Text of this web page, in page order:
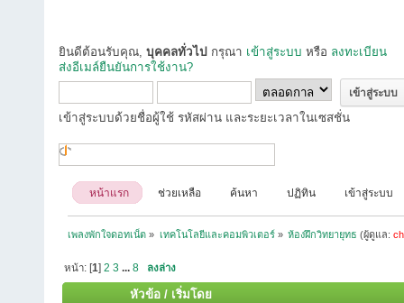
ยินดีต้อนรับคุณ, บุคคลทั่วไป กรุณา เข้าสู่ระบบ หรือ ลงทะเบียน
ส่งอีเมล์ยืนยันการใช้งาน?
เข้าสู่ระบบด้วยชื่อผู้ใช้ รหัสผ่าน และระยะเวลาในเซสชั่น
หน้าแรก ช่วยเหลือ ค้นหา ปฏิทิน เข้าสู่ระบบ
เพลงพักใจดอทเน็ต » เทคโนโลยีและคอมพิวเตอร์» ห้องฝึกวิทยายุทธ (ผู้ดูแล:
หน้า: [1]2 3 ...8 ลงล่าง
หัวข้อ / เริ่มโดย